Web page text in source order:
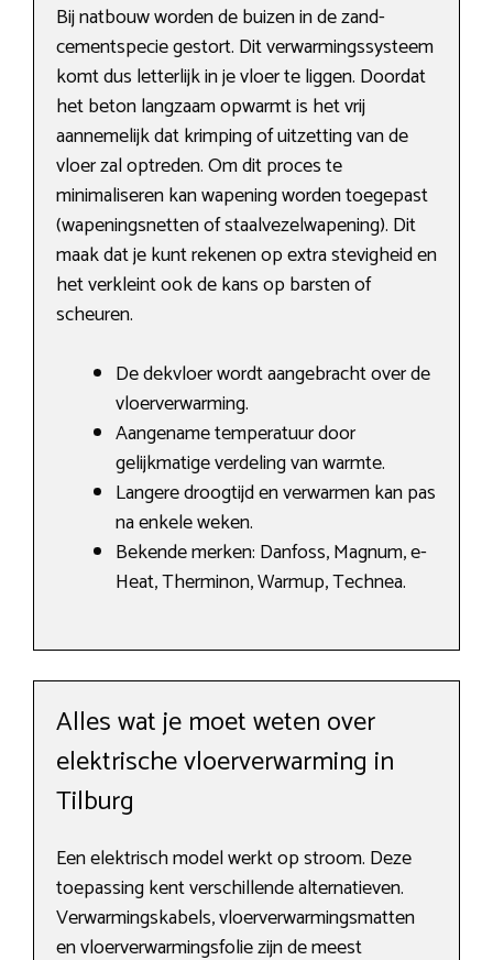
Bij natbouw worden de buizen in de zand-
cementspecie gestort. Dit verwarmingssysteem
komt dus letterlijk in je vloer te liggen. Doordat
het beton langzaam opwarmt is het vrij
aannemelijk dat krimping of uitzetting van de
vloer zal optreden. Om dit proces te
minimaliseren kan wapening worden toegepast
(wapeningsnetten of staalvezelwapening). Dit
maak dat je kunt rekenen op extra stevigheid en
het verkleint ook de kans op barsten of
scheuren.
De dekvloer wordt aangebracht over de
vloerverwarming.
Aangename temperatuur door
gelijkmatige verdeling van warmte.
Langere droogtijd en verwarmen kan pas
na enkele weken.
Bekende merken: Danfoss, Magnum, e-
Heat, Therminon, Warmup, Technea.
Alles wat je moet weten over
elektrische vloerverwarming in
Tilburg
Een elektrisch model werkt op stroom. Deze
toepassing kent verschillende alternatieven.
Verwarmingskabels, vloerverwarmingsmatten
en vloerverwarmingsfolie zijn de meest